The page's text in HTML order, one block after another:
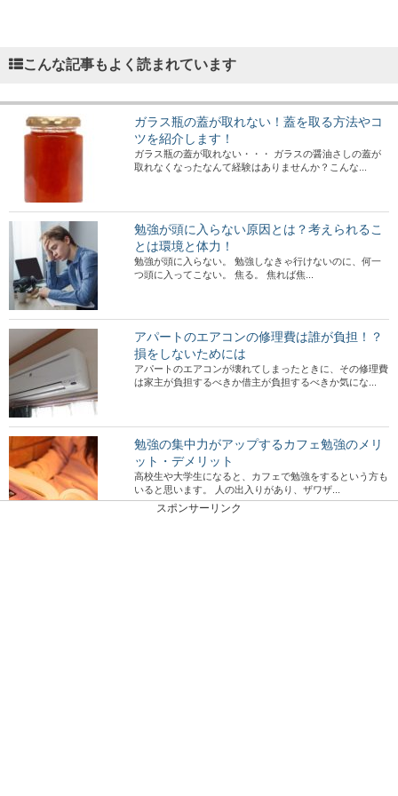
こんな記事もよく読まれています
ガラス瓶の蓋が取れない！蓋を取る方法やコ
ツを紹介します！
ガラス瓶の蓋が取れない・・・ ガラスの醤油さしの蓋が
取れなくなったなんて経験はありませんか？こんな...
勉強が頭に入らない原因とは？考えられるこ
とは環境と体力！
勉強が頭に入らない。 勉強しなきゃ行けないのに、何一
つ頭に入ってこない。 焦る。 焦れば焦...
アパートのエアコンの修理費は誰が負担！？
損をしないためには
アパートのエアコンが壊れてしまったときに、その修理費
は家主が負担するべきか借主が負担するべきか気にな...
勉強の集中力がアップするカフェ勉強のメリ
ット・デメリット
高校生や大学生になると、カフェで勉強をするという方も
いると思います。 人の出入りがあり、ザワザ...
スポンサーリンク